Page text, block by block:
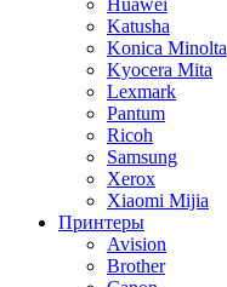
Huawei
Katusha
Konica Minolta
Kyocera Mita
Lexmark
Pantum
Ricoh
Samsung
Xerox
Xiaomi Mijia
Принтеры
Avision
Brother